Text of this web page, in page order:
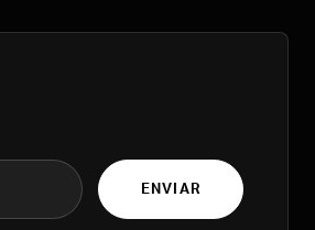
ENVIAR